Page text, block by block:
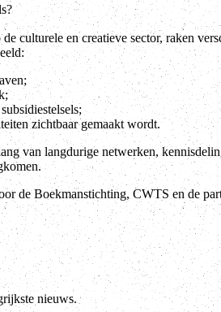
culturele en creatieve sector, raken
zichtbaar gemaakt wordt.
van langdurige netwerken,
de Boekmanstichting, CWTS en de
nieuws.